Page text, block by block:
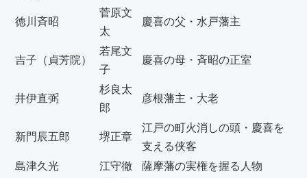
徳川斉昭
菅原文
太
慶喜の父・水戸藩主
吉子（貞芳院）
若尾文
子
慶喜の母・斉昭の正室
井伊直弼
杉良太
郎
彦根藩主・大老
新門辰五郎 堺正章
江戸の町火消しの頭・慶喜を
支える侠客
島津久光
江守徹 薩摩藩の実権を握る人物